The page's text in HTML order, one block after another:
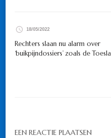
18/05/2022
Rechters slaan nu alarm over
‘buikpijndossiers’ zoals de
EEN REACTIE PLAATSEN